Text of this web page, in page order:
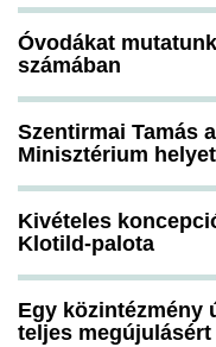
Óvodákat
számában
Szentirmai Tamás
Minisztérium
Kivételes
Klotild-palota
Egy közintézmény
teljes megújulásért